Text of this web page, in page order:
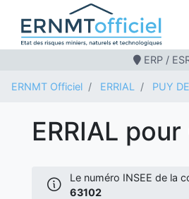
ERP /
ERNMT Officiel ERRIAL PUY
ERRIAL
Le numéro INSEE de la
63102